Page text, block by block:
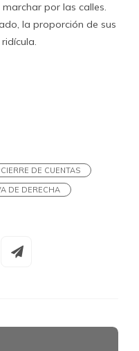
por las calles.
la proporción de sus
DE CUENTAS
DE DERECHA